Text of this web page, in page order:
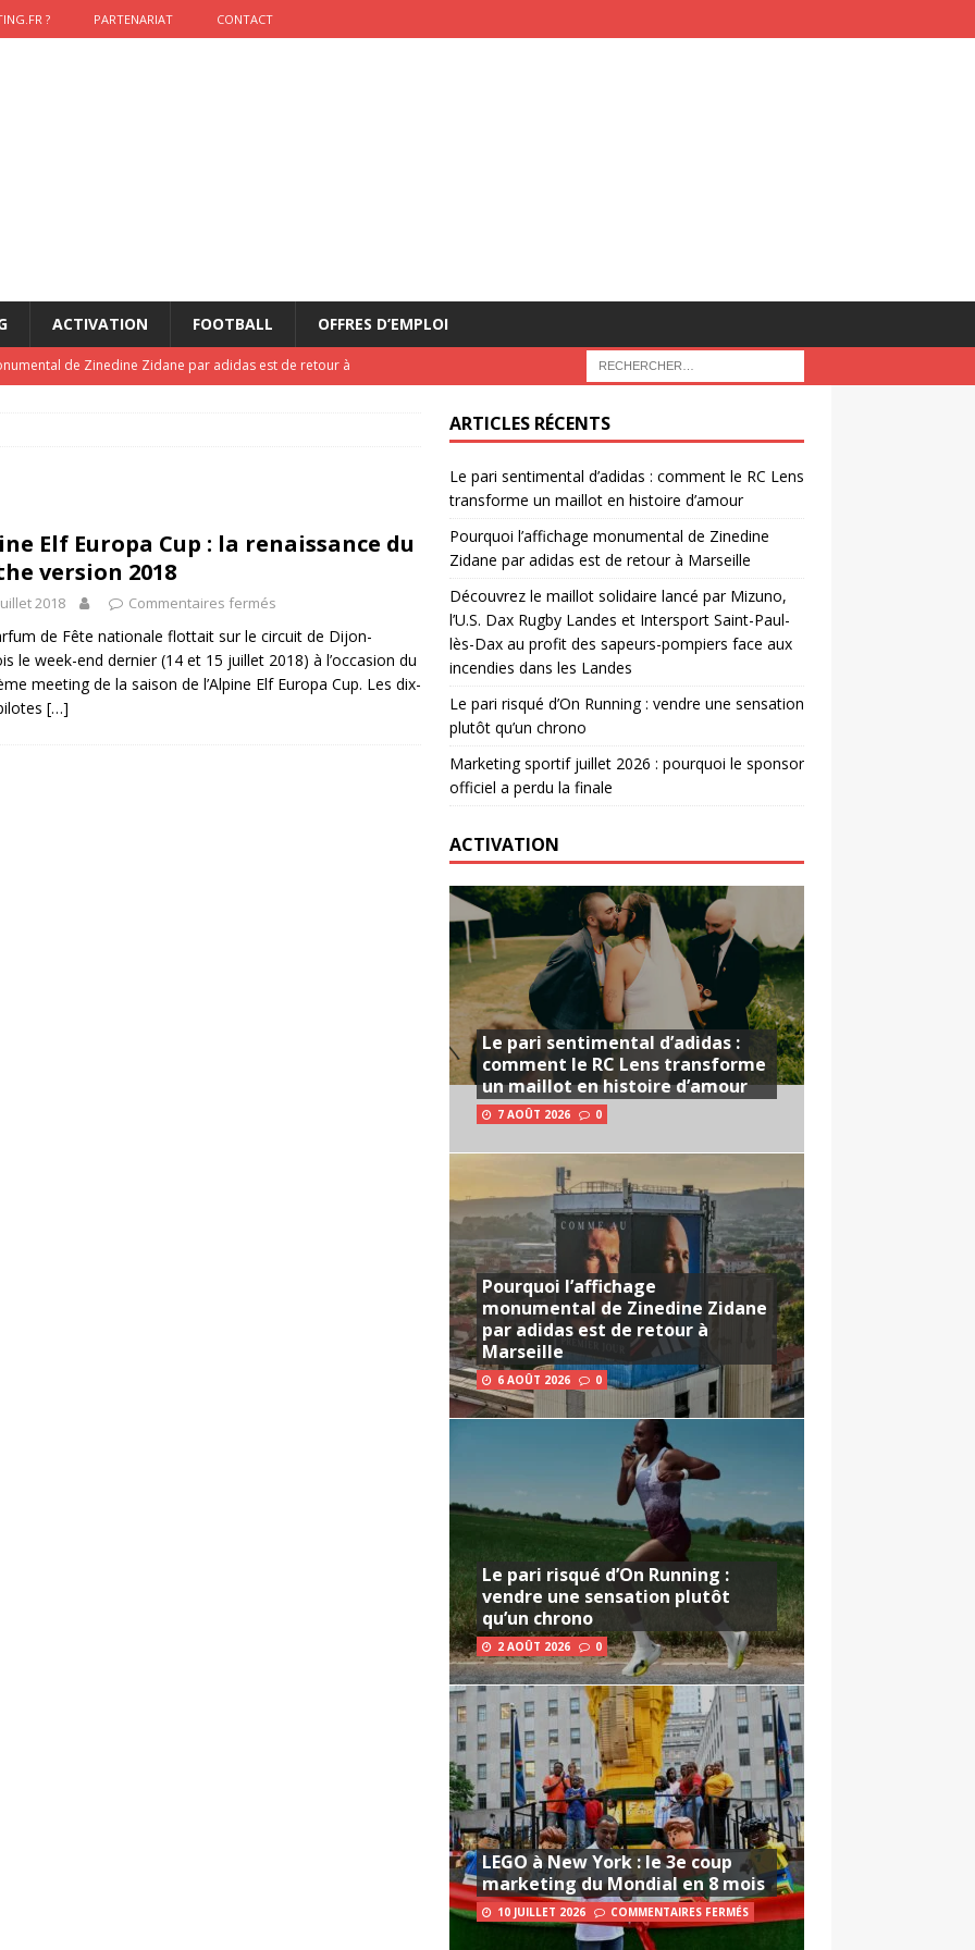
? PARTENARIAT CONTACT
ACTIVATION FOOTBALL OFFRES D’EMPLOI
de Zinedine Zidane par adidas est de retour à
face aux incendies dans les Landes
2026 : pourquoi le sponsor officiel a perdu la finale
ETATS-
: comment le RC Lens transforme un maillot en histoire
Elf Europa Cup : la renaissance du
version 2018
2018 Commentaires fermés
de Fête nationale flottait sur le circuit de Dijon-
le week-end dernier (14 et 15 juillet 2018) à l’occasion du
meeting de la saison de l’Alpine Elf Europa Cup. Les dix-
[…]
ARTICLES RÉCENTS
Le pari sentimental d’adidas : comment le RC Lens
transforme un maillot en histoire d’amour
Pourquoi l’affichage monumental de Zinedine
Zidane par adidas est de retour à Marseille
Découvrez le maillot solidaire lancé par Mizuno,
l’U.S. Dax Rugby Landes et Intersport Saint-Paul-
lès-Dax au profit des sapeurs-pompiers face aux
incendies dans les Landes
Le pari risqué d’On Running : vendre une sensation
plutôt qu’un chrono
Marketing sportif juillet 2026 : pourquoi le sponsor
officiel a perdu la finale
ACTIVATION
Le pari sentimental d’adidas :
comment le RC Lens transforme
un maillot en histoire d’amour
7 AOÛT 2026 0
Pourquoi l’affichage
monumental de Zinedine Zidane
par adidas est de retour à
Marseille
6 AOÛT 2026 0
Le pari risqué d’On Running :
vendre une sensation plutôt
qu’un chrono
2 AOÛT 2026 0
LEGO à New York : le 3e coup
marketing du Mondial en 8 mois
10 JUILLET 2026 COMMENTAIRES FERMÉS